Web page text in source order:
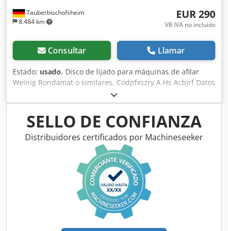
Tauberbischofsheim
8.484 km
EUR 290
VB IVA no incluído
Consultar Llamar
Estado: usado, Disco de lijado para máquinas de afilar
Weinig Rondamat o similares. Codpfxszry A Hs Acbjrf Datos
técnicos: - N.º de fabricante: 930. Estado: como nueva. -
Grano: D 151. - Diámetro: 200 mm.
SELLO DE CONFIANZA
Distribuidores certificados por Machineseeker